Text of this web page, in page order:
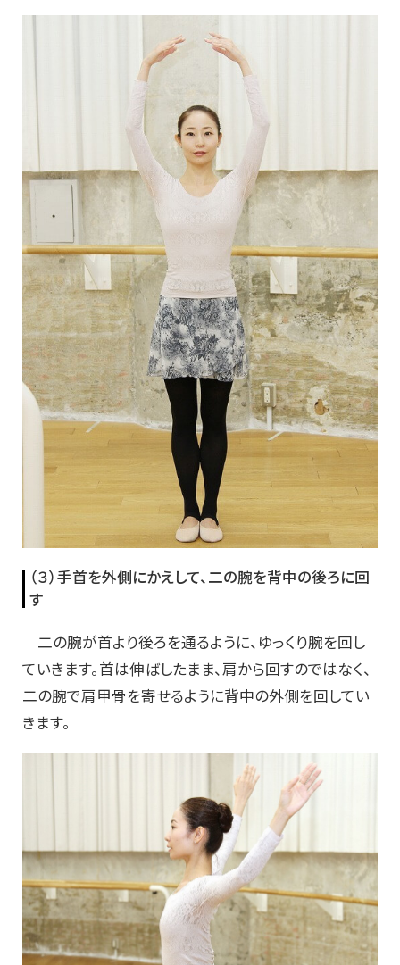
（３）手首を外側にかえして、二の腕を背中の後ろに回
す
二の腕が首より後ろを通るように、ゆっくり腕を回し
ていきます。首は伸ばしたまま、肩から回すのではなく、
二の腕で肩甲骨を寄せるように背中の外側を回してい
きます。